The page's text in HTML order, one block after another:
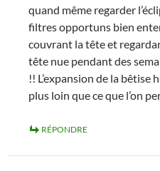
quand même regarder
filtres opportuns bien
couvrant la tête et
tête nue pendant des
!! L’expansion de la bêtise
plus loin que ce que l’on
RÉPONDRE